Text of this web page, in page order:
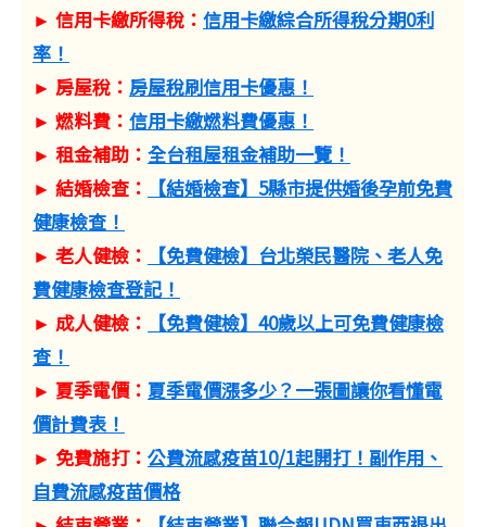
► 信用卡繳所得稅： 信用卡繳綜合所得稅分期0利
率！
► 房屋稅： 房屋稅刷信用卡優惠！
► 燃料費： 信用卡繳燃料費優惠！
► 租金補助： 全台租屋租金補助一覽！
► 結婚檢查：
【結婚檢查】5縣市提供婚後孕前免費
健康檢查！
► 老人健檢：
【免費健檢】台北榮民醫院、老人免
費健康檢查登記！
► 成人健檢：
【免費健檢】40歲以上可免費健康檢
查！
► 夏季電價： 夏季電價漲多少？一張圖讓你看懂電
價計費表！
► 免費施打： 公費流感疫苗10/1起開打！副作用、
自費流感疫苗價格